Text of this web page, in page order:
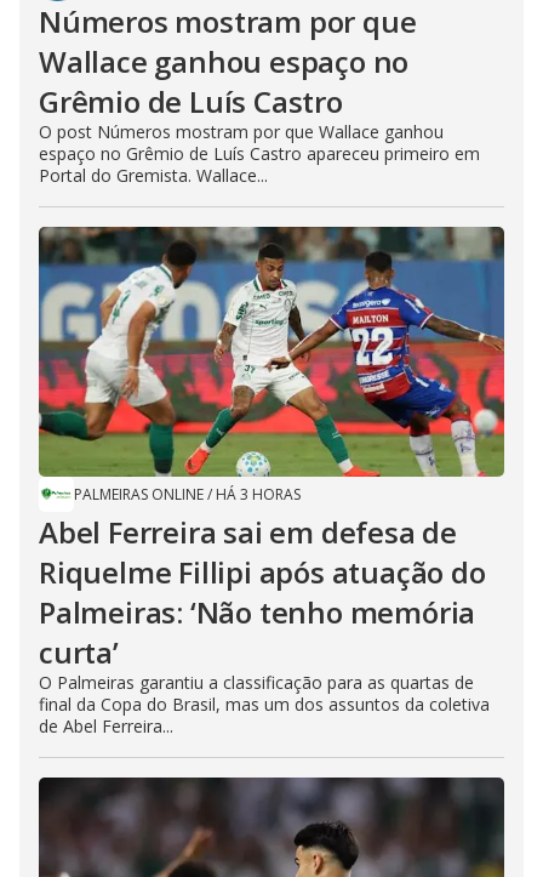
Números mostram por que
Wallace ganhou espaço no
Grêmio de Luís Castro
O post Números mostram por que Wallace ganhou
espaço no Grêmio de Luís Castro apareceu primeiro em
Portal do Gremista. Wallace...
PALMEIRAS ONLINE/ HÁ 3 HORAS
Abel Ferreira sai em defesa de
Riquelme Fillipi após atuação do
Palmeiras: ‘Não tenho memória
curta’
O Palmeiras garantiu a classificação para as quartas de
final da Copa do Brasil, mas um dos assuntos da coletiva
de Abel Ferreira...